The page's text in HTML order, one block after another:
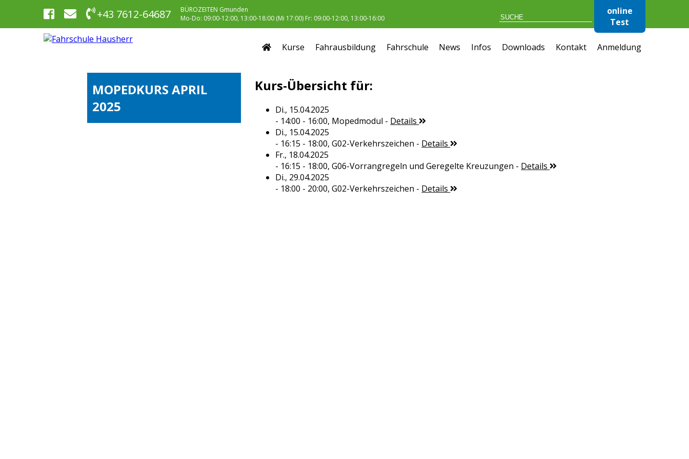
+43 7612-64687
BÜROZEITEN Gmunden
Mo-Do: 09:00-12:00, 13:00-18:00 (Mi 17:00) Fr: 09:00-12:00, 13:00-16:00
online
Test
Kurse Fahrausbildung Fahrschule News Infos Downloads Kontakt Anmeldung
MOPEDKURS APRIL
2025
Kurs-Übersicht für:
Di., 15.04.2025
- 14:00 - 16:00, Mopedmodul - Details
Di., 15.04.2025
- 16:15 - 18:00, G02-Verkehrszeichen - Details
Fr., 18.04.2025
- 16:15 - 18:00, G06-Vorrangregeln und Geregelte Kreuzungen - Details
Di., 29.04.2025
- 18:00 - 20:00, G02-Verkehrszeichen - Details